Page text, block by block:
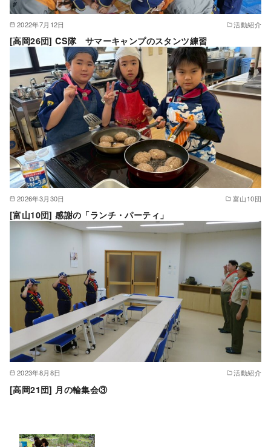
2022年7月12日 活動紹介
[高岡26団] CS隊 サマーキャンプのスタンツ練習
2026年3月30日 富山10団
[富山10団] 感謝の「ランチ・パーティ」
2023年8月8日 活動紹介
[高岡21団] 月の輪集会③